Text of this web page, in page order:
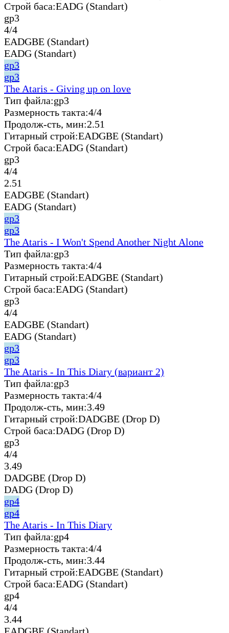
Строй баса:EADG (Standart)
gp3
4/4
EADGBE (Standart)
EADG (Standart)
gp3
gp3
The Ataris - Giving up on love
Тип файла:gp3
Размерность такта:4/4
Продолж-сть, мин:2.51
Гитарный строй:EADGBE (Standart)
Строй баса:EADG (Standart)
gp3
4/4
2.51
EADGBE (Standart)
EADG (Standart)
gp3
gp3
The Ataris - I Won't Spend Another Night Alone
Тип файла:gp3
Размерность такта:4/4
Гитарный строй:EADGBE (Standart)
Строй баса:EADG (Standart)
gp3
4/4
EADGBE (Standart)
EADG (Standart)
gp3
gp3
The Ataris - In This Diary (вариант 2)
Тип файла:gp3
Размерность такта:4/4
Продолж-сть, мин:3.49
Гитарный строй:DADGBE (Drop D)
Строй баса:DADG (Drop D)
gp3
4/4
3.49
DADGBE (Drop D)
DADG (Drop D)
gp4
gp4
The Ataris - In This Diary
Тип файла:gp4
Размерность такта:4/4
Продолж-сть, мин:3.44
Гитарный строй:EADGBE (Standart)
Строй баса:EADG (Standart)
gp4
4/4
3.44